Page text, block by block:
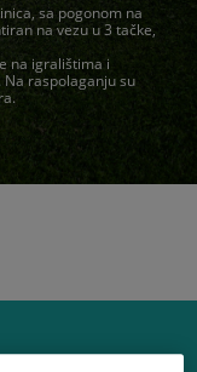
sa pogonom na
na vezu u 3 tačke,
na igralištima i
raspolaganju su